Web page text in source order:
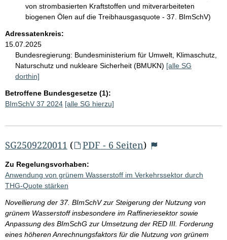
von strombasierten Kraftstoffen und mitverarbeiteten
biogenen Ölen auf die Treibhausgasquote - 37. BImSchV)
Adressatenkreis:
15.07.2025
Bundesregierung: Bundesministerium für Umwelt, Klimaschutz,
Naturschutz und nukleare Sicherheit (BMUKN) [alle SG
dorthin]
Betroffene Bundesgesetze (1):
BImSchV 37 2024 [alle SG hierzu]
SG2509220011 ( PDF - 6 Seiten)
Zu Regelungsvorhaben:
Anwendung von grünem Wasserstoff im Verkehrssektor durch
THG-Quote stärken
Novellierung der 37. BImSchV zur Steigerung der Nutzung von
grünem Wasserstoff insbesondere im Raffineriesektor sowie
Anpassung des BImSchG zur Umsetzung der RED III. Forderung
eines höheren Anrechnungsfaktors für die Nutzung von grünem